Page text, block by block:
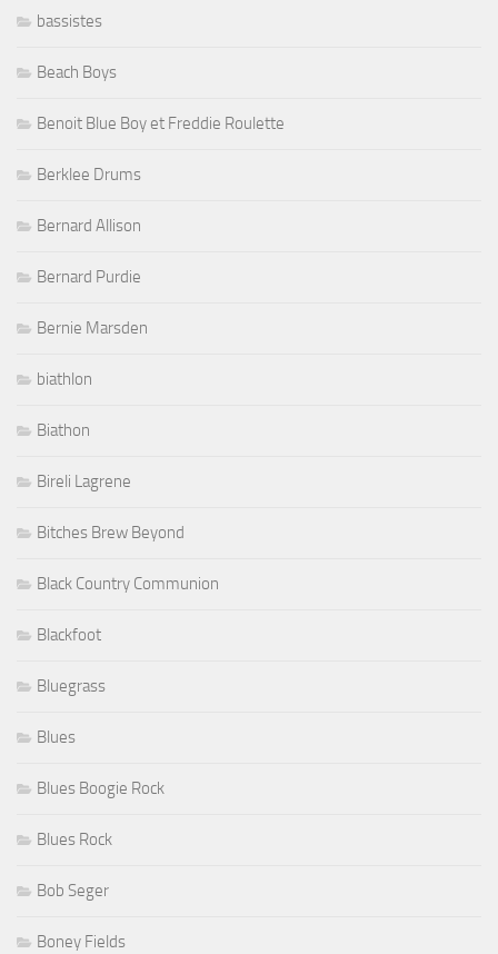
bassistes
Beach Boys
Benoit Blue Boy et Freddie Roulette
Berklee Drums
Bernard Allison
Bernard Purdie
Bernie Marsden
biathlon
Biathon
Bireli Lagrene
Bitches Brew Beyond
Black Country Communion
Blackfoot
Bluegrass
Blues
Blues Boogie Rock
Blues Rock
Bob Seger
Boney Fields